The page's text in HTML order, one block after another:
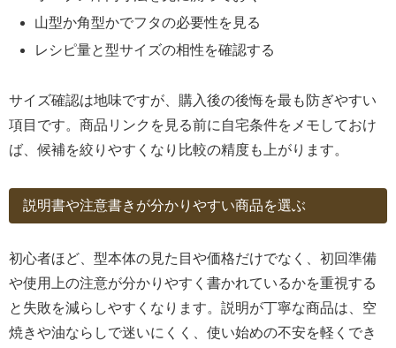
山型か角型かでフタの必要性を見る
レシピ量と型サイズの相性を確認する
サイズ確認は地味ですが、購入後の後悔を最も防ぎやすい
項目です。商品リンクを見る前に自宅条件をメモしておけ
ば、候補を絞りやすくなり比較の精度も上がります。
説明書や注意書きが分かりやすい商品を選ぶ
初心者ほど、型本体の見た目や価格だけでなく、初回準備
や使用上の注意が分かりやすく書かれているかを重視する
と失敗を減らしやすくなります。説明が丁寧な商品は、空
焼きや油ならしで迷いにくく、使い始めの不安を軽くでき